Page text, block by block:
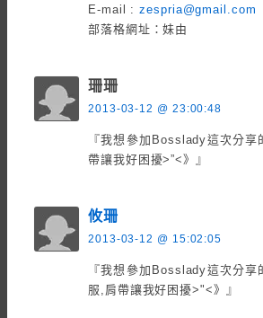
E-mail :zespria@gmail.com
部落格網址：妹由
珊珊
2013-03-12 @ 23:00:48
『我想參加Bosslady這次分
帶讓我好困擾>”<》』
攸珊
2013-03-12 @ 15:02:05
『我想參加Bosslady這次分
服,肩帶讓我好困擾>"<》』